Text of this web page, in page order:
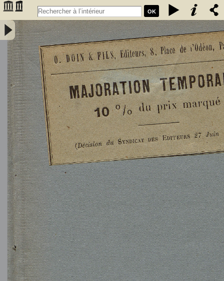
OK
L'Astronomie, observations, théorie et vulgarisation générale / par
Marcel Moye,... - Moye, Marcel (1873-1939). Auteur